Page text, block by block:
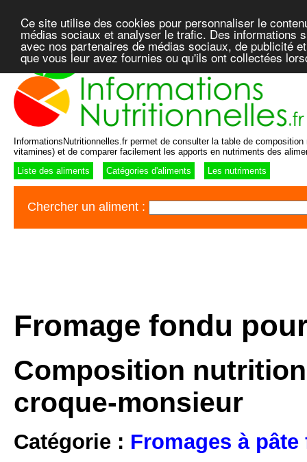
Ce site utilise des cookies pour personnaliser le
médias sociaux et analyser le trafic. Des informations
avec nos partenaires de médias sociaux, de publicité
que vous leur avez fournies ou qu'ils ont collectées
InformationsNutritionnelles.fr permet de consulter la table de
vitamines) et de comparer facilement les apports en nutriments des
Liste des aliments
Catégories d'aliments Les nutriments
Chercher un aliment :
Fromage fondu
Composition
croque-monsieur
Catégorie : Fromages à